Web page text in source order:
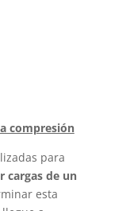
compresión
para
cargas de un
esta